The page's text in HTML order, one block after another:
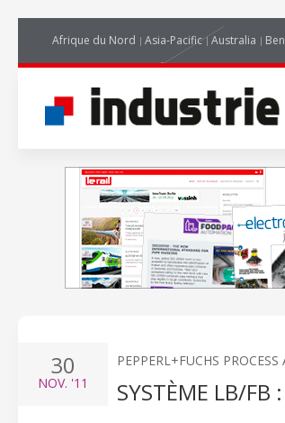
Afrique du Nord Asia-Pacific Australia
30
NOV. '11
PEPPERL+FUCHS
SYSTÈME LB/FB